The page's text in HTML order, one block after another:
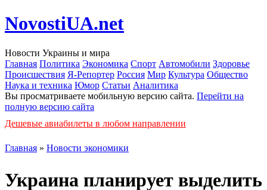
NovostiUA.net
Новости Украины и мира
Главная Политика Экономика Спорт Автомобили Здоровье
Происшествия Я-Репортер Россия Мир Культура Общество
Наука и техника Юмор Статьи Аналитика
Вы просматриваете мобильную версию сайта. Перейти на
полную версию сайта
Дешевые авиабилеты в любом направлении
Главная » Новости экономики
Украина планирует выделить